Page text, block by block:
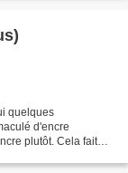
quelques
d'encre
plutôt. Cela fait